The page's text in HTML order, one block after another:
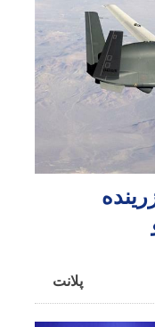
پلانت